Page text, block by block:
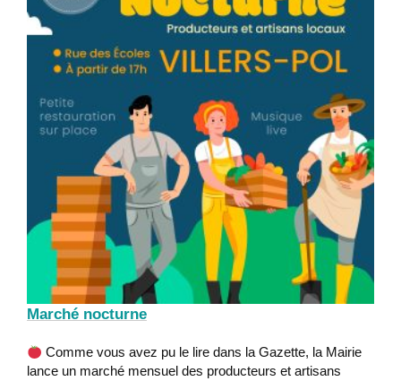
Marché nocturne
Comme vous avez pu le lire dans la Gazette, la Mairie
lance un marché mensuel des producteurs et artisans